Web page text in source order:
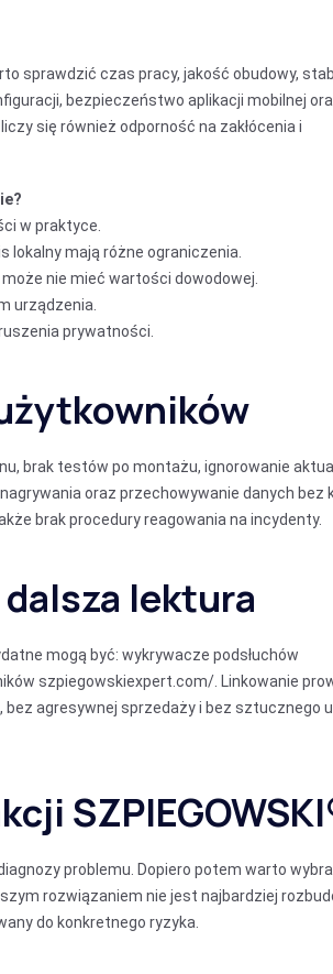
sprawdzić czas pracy, jakość obudowy,
bezpieczeństwo aplikacji mobilnej
się również odporność na zakłócenia i
w praktyce.
lokalny mają różne ograniczenia.
może nie mieć wartości dowodowej.
urządzenia.
prywatności.
brak testów po montażu, ignorowanie
oraz przechowywanie danych bez
brak procedury reagowania na incydenty.
lektura
mogą być: wykrywacze podsłuchów
szpiegowskiexpert.com/ . Linkowanie
agresywnej sprzedaży i bez sztucznego
problemu. Dopiero potem warto
rozwiązaniem nie jest najbardziej
do konkretnego ryzyka.